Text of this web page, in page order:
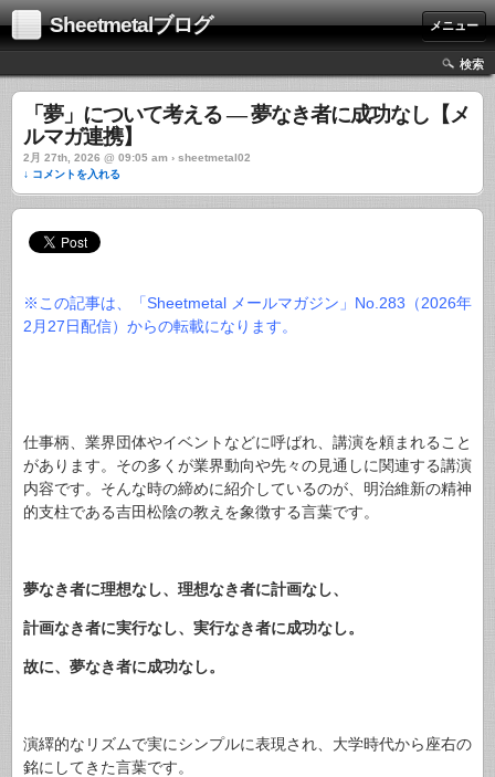
Sheetmetalブログ メニュー
検索
「夢」について考える ― 夢なき者に成功なし【メ
ルマガ連携】
2月 27th, 2026 @ 09:05 am › sheetmetal02
↓ コメントを入れる
※この記事は、「Sheetmetal メールマガジン」No.283（2026年
2月27日配信）からの転載になります。
仕事柄、業界団体やイベントなどに呼ばれ、講演を頼まれること
があります。その多くが業界動向や先々の見通しに関連する講演
内容です。そんな時の締めに紹介しているのが、明治維新の精神
的支柱である吉田松陰の教えを象徴する言葉です。
夢なき者に理想なし、理想なき者に計画なし、
計画なき者に実行なし、実行なき者に成功なし。
故に、夢なき者に成功なし。
演繹的なリズムで実にシンプルに表現され、大学時代から座右の
銘にしてきた言葉です。